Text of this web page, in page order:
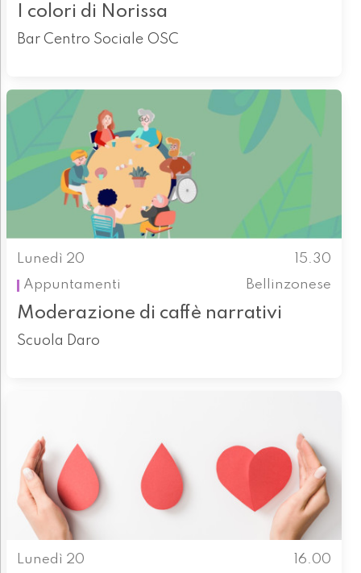
I colori di Norissa
Bar Centro Sociale OSC
Lunedì 20
15.30
Appuntamenti
Bellinzonese
Moderazione di caffè narrativi
Scuola Daro
Lunedì 20 16.00